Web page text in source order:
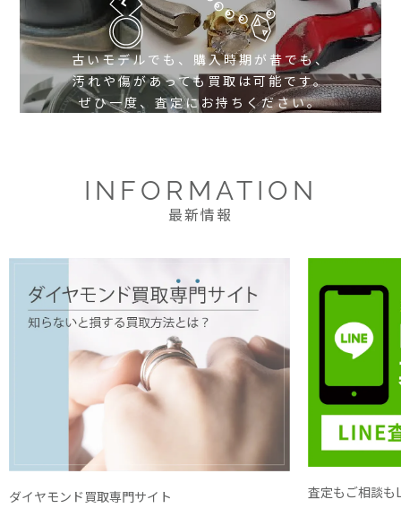
古いモデルでも、購入時期が昔でも、
汚れや傷があっても買取は可能です。
ぜひ一度、査定にお持ちください。
INFORMATION
最新情報
ダイヤモンド買取専門サイト 査定もご相談も